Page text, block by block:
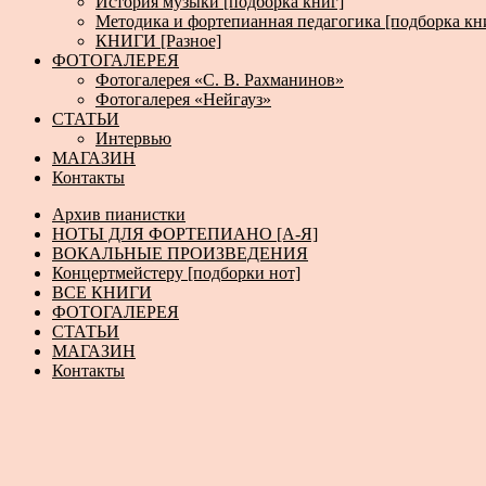
Методика и фортепианная педагогика [подборка
КНИГИ [Разное]
ФОТОГАЛЕРЕЯ
Фотогалерея «С. В. Рахманинов»
Фотогалерея «Нейгауз»
СТАТЬИ
Интервью
МАГАЗИН
Контакты
Архив пианистки
НОТЫ ДЛЯ ФОРТЕПИАНО [А-Я]
ВОКАЛЬНЫЕ ПРОИЗВЕДЕНИЯ
Концертмейстеру [подборки нот]
ВСЕ КНИГИ
ФОТОГАЛЕРЕЯ
СТАТЬИ
МАГАЗИН
Контакты